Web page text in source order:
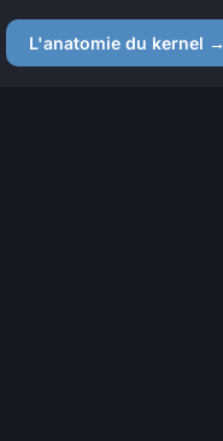
L'anatomie du kernel →